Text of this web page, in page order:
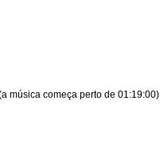
música começa perto de 01:19:00)